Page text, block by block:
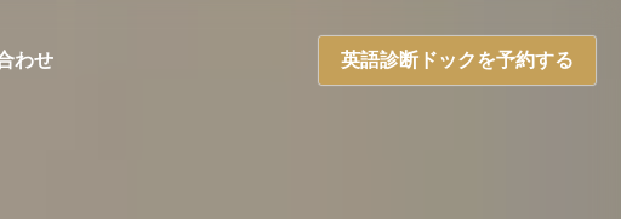
わせ 英語診断ドックを予約する